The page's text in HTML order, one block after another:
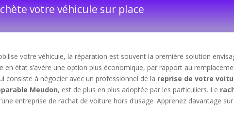
votre véhicule sur place
votre véhicule, la réparation est souvent la première solution
en état s’avère une option plus économique, par rapport au
consiste à négocier avec un professionnel de la reprise de votre
Meudon, est de plus en plus adoptée par les particuliers. Le
entreprise de rachat de voiture hors d’usage. Apprenez davantage